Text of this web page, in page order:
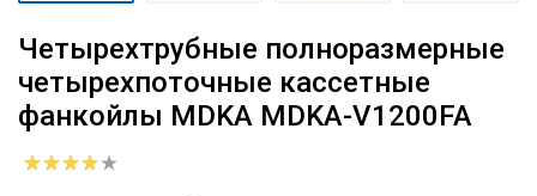
Четырехтрубные полноразмерные
четырехпоточные кассетные
фанкойлы MDKA MDKA-V1200FA